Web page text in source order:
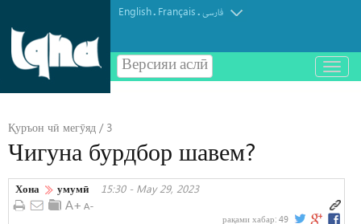
English. Français.فارسی
Версияи аслӣ
باز
و
Қуръон чӣ мегӯяд / 3
Чигуна бурдбор шавем?
Хона умумӣ 15:30 - May 29, 2023
рақами хабар: 49